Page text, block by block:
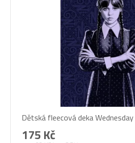
Dětská fleecová deka
175 Kč